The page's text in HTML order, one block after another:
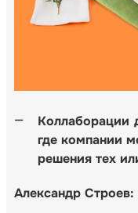
Коллаборации
где компании
решения тех
Александр Строев: